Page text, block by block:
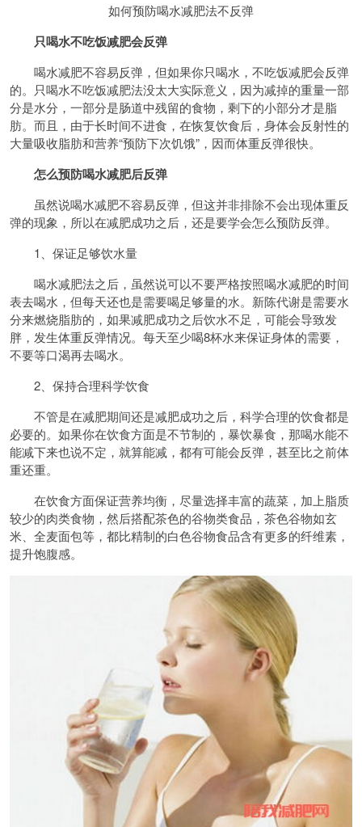
如何预防喝水减肥法不反弹
只喝水不吃饭减肥会反弹
喝水减肥不容易反弹，但如果你只喝水，不吃饭减肥会反弹
的。只喝水不吃饭减肥法没太大实际意义，因为减掉的重量一部
分是水分，一部分是肠道中残留的食物，剩下的小部分才是脂
肪。而且，由于长时间不进食，在恢复饮食后，身体会反射性的
大量吸收脂肪和营养“预防下次饥饿”，因而体重反弹很快。
怎么预防喝水减肥后反弹
虽然说喝水减肥不容易反弹，但这并非排除不会出现体重反
弹的现象，所以在减肥成功之后，还是要学会怎么预防反弹。
1、保证足够饮水量
喝水减肥法之后，虽然说可以不要严格按照喝水减肥的时间
表去喝水，但每天还也是需要喝足够量的水。新陈代谢是需要水
分来燃烧脂肪的，如果减肥成功之后饮水不足，可能会导致发
胖，发生体重反弹情况。每天至少喝8杯水来保证身体的需要，
不要等口渴再去喝水。
2、保持合理科学饮食
不管是在减肥期间还是减肥成功之后，科学合理的饮食都是
必要的。如果你在饮食方面是不节制的，暴饮暴食，那喝水能不
能减下来也说不定，就算能减，都有可能会反弹，甚至比之前体
重还重。
在饮食方面保证营养均衡，尽量选择丰富的蔬菜，加上脂质
较少的肉类食物，然后搭配茶色的谷物类食品，茶色谷物如玄
米、全麦面包等，都比精制的白色谷物食品含有更多的纤维素，
提升饱腹感。